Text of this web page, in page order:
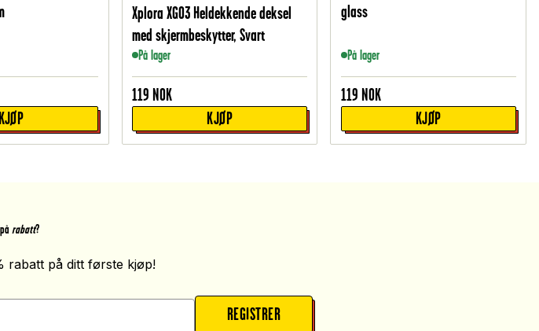
KJØP
Xplora XGO3 Heldekkende deksel
med skjermbeskytter, Svart
På lager
119 NOK
KJØP
glass
På lager
119 NOK
KJØP
rabatt?
rabatt på ditt første kjøp!
REGISTRER